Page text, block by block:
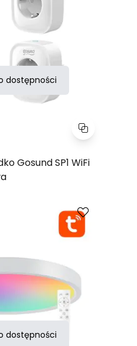
dostępności
Gosund SP1 WiFi
dostępności